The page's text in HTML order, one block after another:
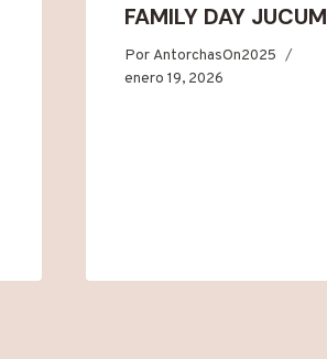
FAMILY DAY JUCUM
PorAntorchasOn2025
enero 19, 2026